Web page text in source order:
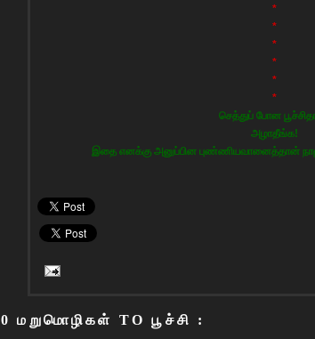
*
*
*
*
*
*
செத்துப் போன
அழாதீங்க!
இதை எனக்கு அனுப்பின புண்ணியவானைத்தான்
0 மறுமொழிகள் TO பூச்சி :